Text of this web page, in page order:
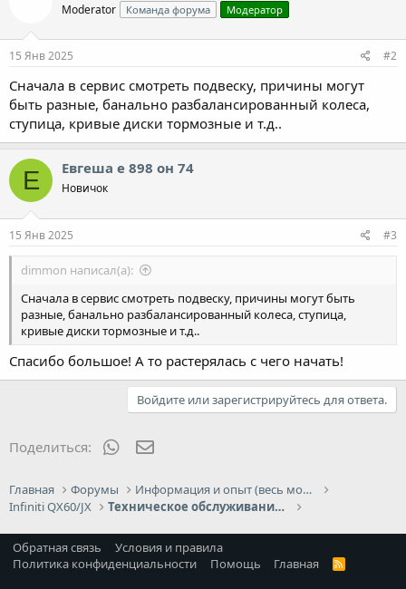
Moderator Команда форума Модератор
15 Янв 2025 #2
Сначала в сервис смотреть подвеску, причины могут
быть разные, банально разбалансированный колеса,
ступица, кривые диски тормозные и т.д..
Е Евгеша е 898 он 74
Новичок
15 Янв 2025 #3
dimmon написал(а):
Сначала в сервис смотреть подвеску, причины могут быть
разные, банально разбалансированный колеса, ступица,
кривые диски тормозные и т.д..
Спасибо большое! А то растерялась с чего начать!
Войдите или зарегистрируйтесь для ответа.
Поделиться: WhatsApp
Главная Форумы
Информация и опыт (весь модельный ряд Infiniti)
Infiniti QX60/JX
Техническое обслуживание и ремонт Infiniti QX60/JX
Обратная связь
Условия и правила
Политика конфиденциальности
Помощь Главная
R